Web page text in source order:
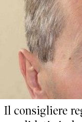
Il consigliere